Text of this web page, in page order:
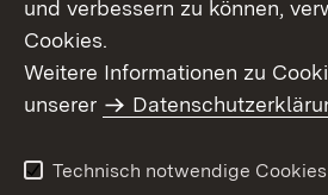
Benutzungshinweise
und verbessern zu können,
Cookies.
Weitere Informationen zu
unserer
Technisch notwendige Cookies